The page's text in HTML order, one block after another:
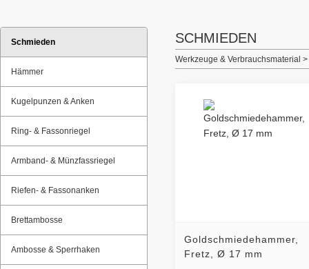
Schmieden
Hämmer
Kugelpunzen & Anken
Ring- & Fassonriegel
Armband- & Münzfassriegel
Riefen- & Fassonanken
Brettambosse
Ambosse & Sperrhaken
SCHMIEDEN
Werkzeuge & Verbrauchsmaterial >
Goldschmiedehammer,
Fretz, Ø 17 mm